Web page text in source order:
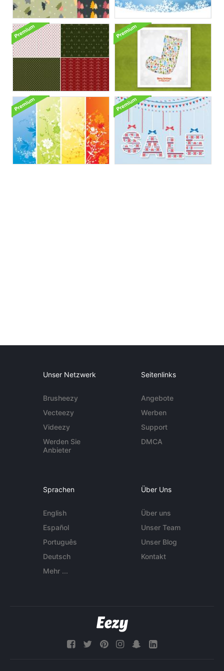
Unser Netzwerk
Brusheezy
Vecteezy
Videezy
Werden Sie
Anbieter
Seitenlinks
Angebote
Werben
Support
DMCA
Sprachen
English
Español
Português
Deutsch
Mehr ...
Über Uns
Über uns
Unser Team
Unser Blog
Kontakt